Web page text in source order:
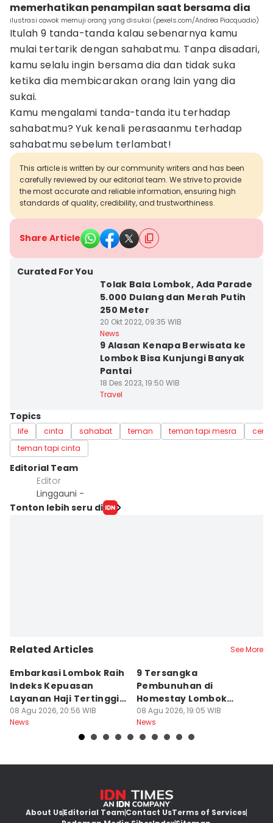
memerhatikan penampilan saat bersama dia
ilustrasi cowok memuji orang yang disukai (pexels.com/Andrea Piacquadio)
Itulah 9 tanda-tanda kalau sebenarnya kamu
mulai tertarik dengan sahabatmu. Tanpa disadari,
kamu selalu ingin bersama dia dan tidak suka
ketika dia membicarakan orang lain yang dia
sukai.
Kamu mengalami tanda-tanda itu terhadap
sahabatmu? Yuk kenali perasaanmu terhadap
sahabatmu sebelum terlambat!
This article is written by our community writers and has been
carefully reviewed by our editorial team. We strive to provide
the most accurate and reliable information, ensuring high
standards of quality, credibility, and trustworthiness.
Share Article
Curated For You
Tolak Bala Lombok, Ada Parade
5.000 Dulang dan Merah Putih
250 Meter
20 Okt 2022, 09:35 WIB
News
9 Alasan Kenapa Berwisata ke
Lombok Bisa Kunjungi Banyak
Pantai
18 Des 2023, 19:50 WIB
Travel
Topics
life cinta sahabat teman teman tapi mesra
teman tapi cinta
Editorial Team
Editor
Linggauni -
Tonton lebih seru di
Related Articles See More
Embarkasi Lombok Raih
Indeks Kepuasan
Layanan Haji Tertinggi
Nasional
08 Agu 2026, 20:56 WIB
News
9 Tersangka
Pembunuhan di
Homestay Lombok
Barat Dilimpahkan ke
Jaksa
08 Agu 2026, 19:05 WIB
News
About UsEditorial TeamContact UsTerms of Services